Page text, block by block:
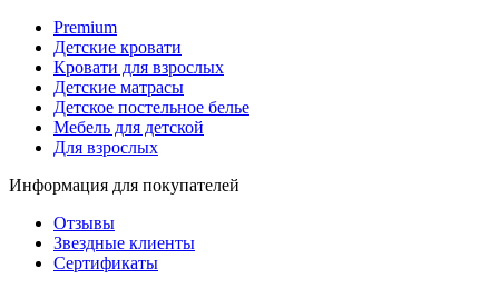
Premium
Детские кровати
Кровати для взрослых
Детские матрасы
Детское постельное белье
Мебель для детской
Для взрослых
Информация для покупателей
Отзывы
Звездные клиенты
Сертификаты